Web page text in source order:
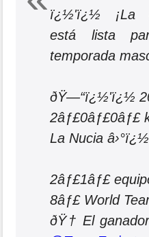
ï¿½'ï¿½ ¡La
está lista
temporada
ðŸ—“ï¿½'ï¿½
2âƒ£0âƒ£0âƒ£
La Nucia
2âƒ£1âƒ£
8âƒ£ World
ðŸ† El